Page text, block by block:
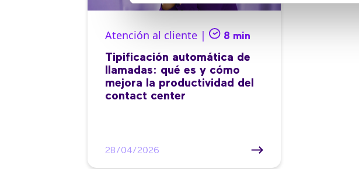
Atención al cliente | 8 min
Tipificación automática de
llamadas: qué es y cómo
mejora la productividad del
contact center
28/04/2026